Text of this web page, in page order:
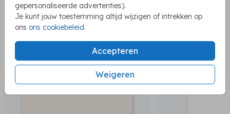
gepersonaliseerde advertenties).
Je kunt jouw toestemming altijd wijzigen of intrekken op
ons ons cookiebeleid.
Accepteren
Weigeren
COLLECTIE
Geboortekaartjes meisje
BEKIJK OOK